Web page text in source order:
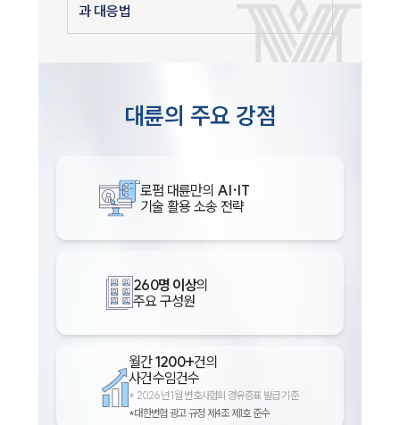
과 대응법
대륜의 주요 강점
로펌 대륜만의 AI·IT
기술 활용 소송 전략
260명 이상의
주요 구성원
월간1200+건의
사건수임건수
* 2026년 1월 변호사협회 경유증표 발급 기준
*대한변협 광고 규정 제4조 제1호 준수